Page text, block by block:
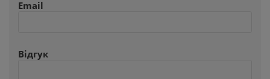
Email
Відгук